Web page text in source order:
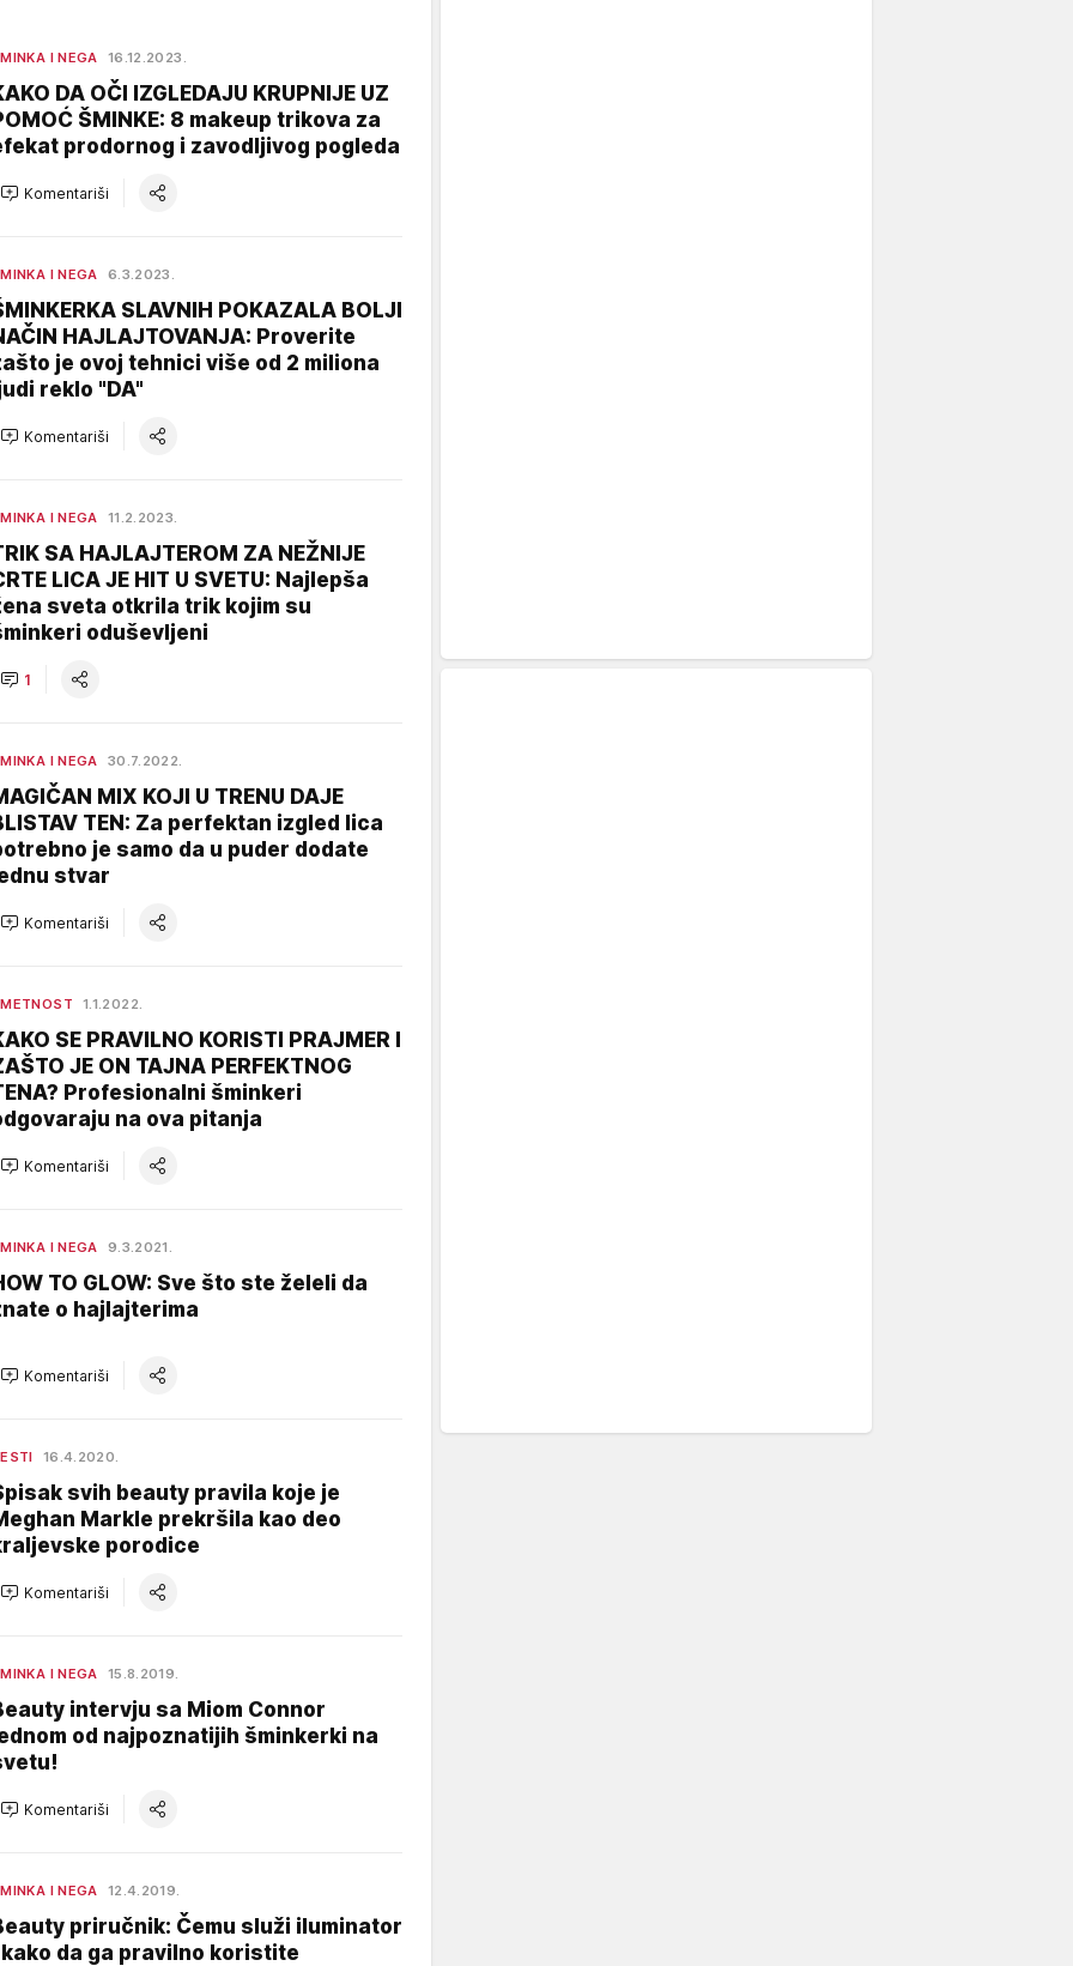
I NEGA 16.12.2023.
DA OČI IZGLEDAJU KRUPNIJE UZ
ŠMINKE: 8 makeup trikova za
prodornog i zavodljivog pogleda
Komentariši
I NEGA 6.3.2023.
SLAVNIH POKAZALA BOLJI
HAJLAJTOVANJA: Proverite
je ovoj tehnici više od 2 miliona
reklo "DA"
Komentariši
I NEGA 11.2.2023.
SA HAJLAJTEROM ZA NEŽNIJE
LICA JE HIT U SVETU: Najlepša
sveta otkrila trik kojim su
oduševljeni
1
I NEGA 30.7.2022.
MIX KOJI U TRENU DAJE
TEN: Za perfektan izgled lica
je samo da u puder dodate
stvar
Komentariši
1.1.2022.
SE PRAVILNO KORISTI PRAJMER I
JE ON TAJNA PERFEKTNOG
Profesionalni šminkeri
na ova pitanja
Komentariši
I NEGA 9.3.2021.
TO GLOW: Sve što ste želeli da
o hajlajterima
Komentariši
16.4.2020.
svih beauty pravila koje je
Markle prekršila kao deo
porodice
Komentariši
I NEGA 15.8.2019.
intervju sa Miom Connor
od najpoznatijih šminkerki na
Komentariši
I NEGA 12.4.2019.
priručnik: Čemu služi iluminator
da ga pravilno koristite